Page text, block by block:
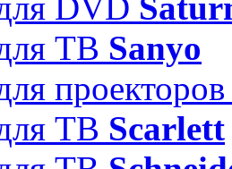
ТВ Sanyo
ТВ Scarlett